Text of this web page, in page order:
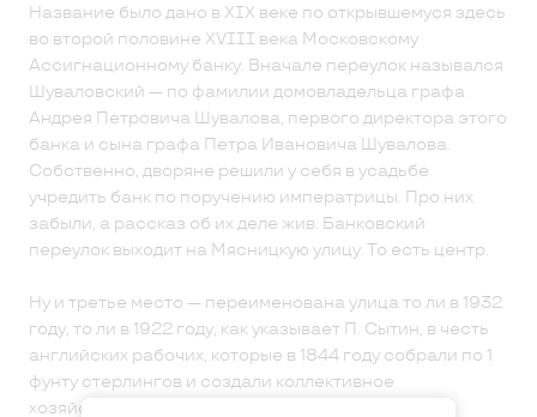
Название было дано в XIX веке по открывшемуся здесь
во второй половине XVIII века Московскому
Ассигнационному банку. Вначале переулок назывался
Шуваловский — по фамилии домовладельца графа
Андрея Петровича Шувалова, первого директора этого
банка и сына графа Петра Ивановича Шувалова.
Собственно, дворяне решили у себя в усадьбе
учредить банк по поручению императрицы. Про них
забыли, а рассказ об их деле жив. Банковский
переулок выходит на Мясницкую улицу. То есть центр.
Ну и третье место — переименована улица то ли в 1932
году, то ли в 1922 году, как указывает П. Сытин, в честь
английских рабочих, которые в 1844 году собрали по 1
фунту стерлингов и создали коллективное
хозяйственное (торговое) предприятие —